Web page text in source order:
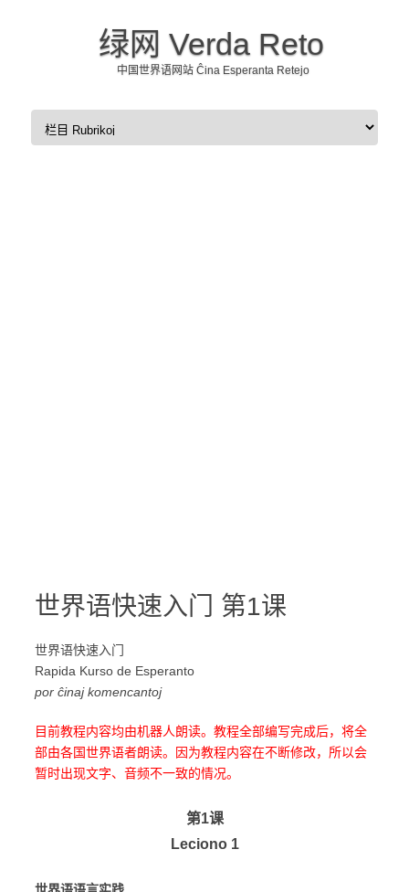
绿网 Verda Reto
中国世界语网站 Ĉina Esperanta Retejo
Skip to content
世界语快速入门 第1课
世界语快速入门
Rapida Kurso de Esperanto
por ĉinaj komencantoj
目前教程内容均由机器人朗读。教程全部编写完成后，将全
部由各国世界语者朗读。因为教程内容在不断修改，所以会
暂时出现文字、音频不一致的情况。
第1课
Leciono 1